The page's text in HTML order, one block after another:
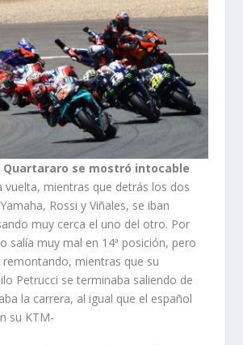
Quartararo se mostró intocable
vuelta, mientras que detrás los dos
Rossi y Viñales, se iban
muy cerca el uno del otro. Por
salía muy mal en 14ª posición, pero
mientras que su
Petrucci se terminaba saliendo de
la carrera, al igual que el español
su KTM-